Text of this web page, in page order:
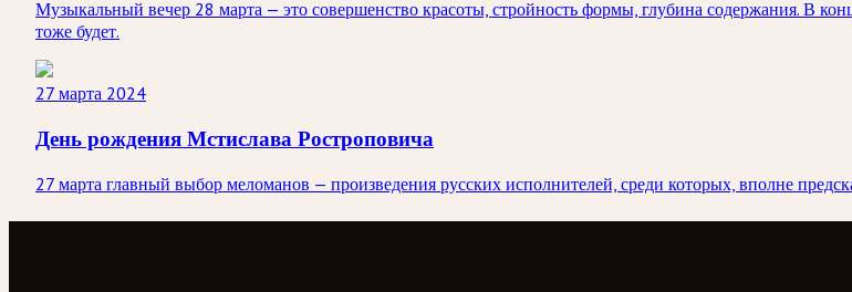
Музыкальный вечер 28 марта — это совершенство красоты, стройность формы, глубина содержания. В
тоже будет.
27 марта 2024
День рождения Мстислава Ростроповича
27 марта главный выбор меломанов — произведения русских исполнителей, среди которых, вполне